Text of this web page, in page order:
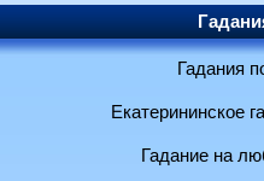
Гадания
Екатерининское
Гадание на